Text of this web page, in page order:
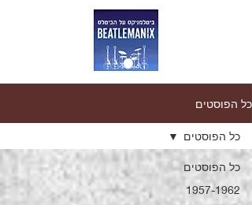
כל הפוסטים
כל הפוסטים
1957-1962
כל הפוסטים